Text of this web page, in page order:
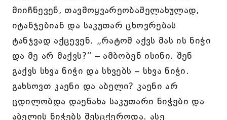
მიიჩნევენ, თავმოყვარეობაშელახულად,
იტანჯებიან და საკუთარ ცხოვრებას
ტანჯვად აქცევენ. „რატომ აქვს მას ის ნიჭი
და მე არ მაქვს?“ – ამბობენ ისინი. შენ
გაქვს სხვა ნიჭი და სხვებს – სხვა ნიჭი.
გახსოვთ კაენი და აბელი? კაენი არ
ცდილობდა დაენახა საკუთარი ნიჭები და
აბელის ნიჭებს შესცქეროდა. ასე